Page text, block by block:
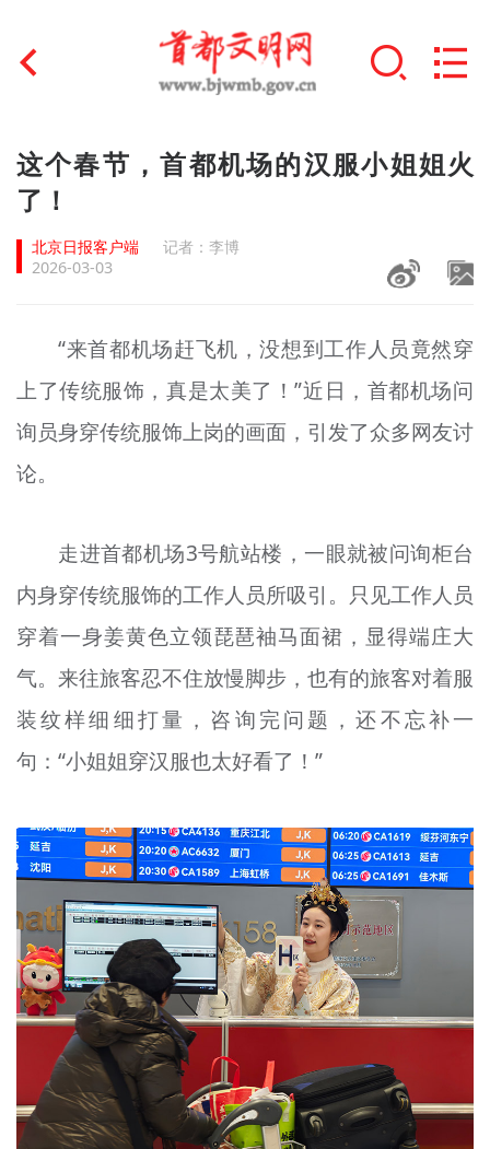
首页
文明创建
文明实践
未成年人思想道德建设
榜样人物
+
身边好人
北京宣传文化引导基金
宣传思想文化人才
专题
资料库
+
这个春节，首都机场的汉服小姐姐火
了！
北京日报客户端
记者：李博
2026-03-03
“来首都机场赶飞机，没想到工作人员竟然穿
上了传统服饰，真是太美了！”近日，首都机场问
询员身穿传统服饰上岗的画面，引发了众多网友讨
论。
走进首都机场3号航站楼，一眼就被问询柜台
内身穿传统服饰的工作人员所吸引。只见工作人员
穿着一身姜黄色立领琵琶袖马面裙，显得端庄大
气。来往旅客忍不住放慢脚步，也有的旅客对着服
装纹样细细打量，咨询完问题，还不忘补一
句：“小姐姐穿汉服也太好看了！”